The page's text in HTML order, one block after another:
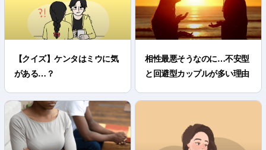
【クイズ】ケンタはミウに気
がある…？
相性最悪そうなのに…不安型
と回避型カップルが多い理由